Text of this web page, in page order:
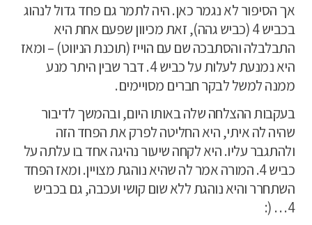
אך הסיפור לא נגמר כאן. היה לתמר גם פחד גדול לנהוג
בכביש 4 (כביש גהה), זאת מכיוון שפעם אחת היא
התבלבלה והסתבכה שם עם הוייז (תוכנת הניווט) – ומאז
היא נמנעת לעלות על כביש 4. דבר שבין היתר מנע
ממנה למשל לבקר חברים מסויימים.
בעקבות ההצלחה שלה באותו היום, ובהמשך לדיבור
שהיה לה איתי, היא החליטה לפרק את הפחד הזה
ולהתגבר עליו. היא לקחה שיעור נהיגה אחד בו עלתה על
כביש 4. המורה אמר לה שהיא נוהגת מצויין. ומאז הפחד
השתחרר והיא נוהגת ללא שום קושי ועכבה, גם בכביש
4… (: